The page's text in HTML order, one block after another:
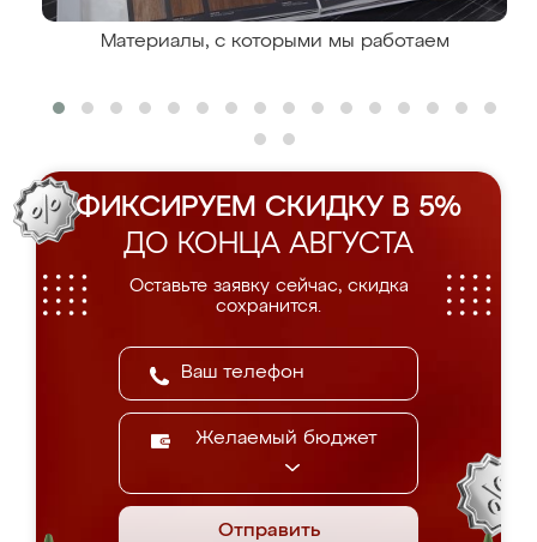
Материалы, с которыми мы работаем
ФИКСИРУЕМ СКИДКУ В 5%
ДО КОНЦА АВГУСТА
Оставьте заявку сейчас, скидка
сохранится.
Желаемый бюджет
Отправить